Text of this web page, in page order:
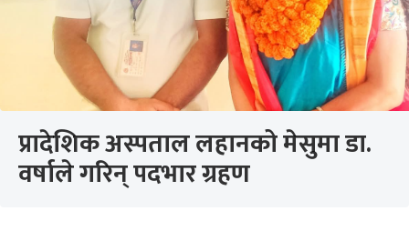
प्रादेशिक अस्पताल लहानको मेसुमा डा.
वर्षाले गरिन् पदभार ग्रहण